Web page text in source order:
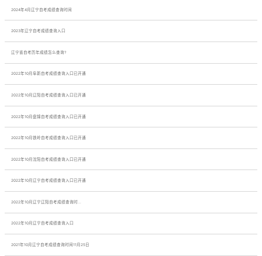
2024年4月辽宁自考成绩查询时间
2023年辽宁自考成绩查询入口
辽宁省自考历年成绩怎么查询?
2022年10月阜新自考成绩查询入口已开通
2022年10月辽阳自考成绩查询入口已开通
2022年10月盘锦自考成绩查询入口已开通
2022年10月铁岭自考成绩查询入口已开通
2022年10月沈阳自考成绩查询入口已开通
2022年10月辽宁自考成绩查询入口已开通
2022年10月辽宁辽阳自考成绩查询时...
2022年10月辽宁自考成绩查询入口
2021年10月辽宁自考成绩查询时间11月25日